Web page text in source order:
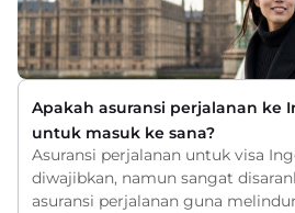
Apakah asuransi perjalanan ke
untuk masuk ke sana?
Asuransi perjalanan untuk visa
diwajibkan, namun sangat
asuransi perjalanan guna